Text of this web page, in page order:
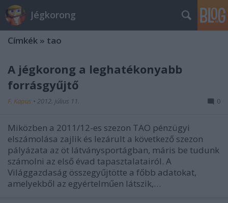
Jégkorong
Címkék » tao
A jégkorong a leghatékonyabb
forrásgyűjtő
F. Kapus • 2012. július 11. 0
Miközben a 2011/12-es szezon TAO pénzügyi
elszámolása zajlik és lezárult a következő szezon
pályázata az öt látványsportágban, máris be tudunk
számolni az első évad tapasztalatairól. A
Világgazdaság összegyűjtötte a főbb adatokat,
amelyekből az egyértelműen látszik,…